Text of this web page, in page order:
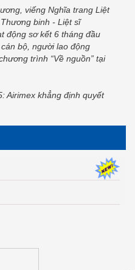
viếng Nghĩa trang Liệt
binh - Liệt sĩ
động sơ kết 6 tháng đầu
bộ, người lao động
trình “Về nguồn” tại
Airimex khẳng định quyết